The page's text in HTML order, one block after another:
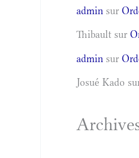
admin sur
Thibault sur
admin sur
Josué Kado